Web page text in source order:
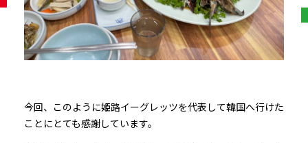
今回、このように姫路イーグレッツを代表して韓国へ行けた
ことにとても感謝しています。